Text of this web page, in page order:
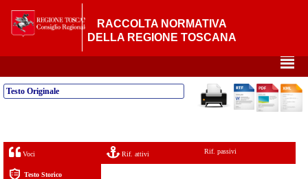
RACCOLTA NORMATIVA
DELLA REGIONE TOSCANA
²
Testo Originale
Voci Rif. attivi Rif. passivi
Testo Storico